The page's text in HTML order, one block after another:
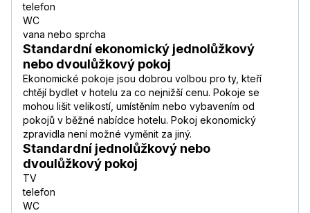
telefon
WC
vana nebo sprcha
Standardní ekonomický jednolůžkový
nebo dvoulůžkový pokoj
Ekonomické pokoje jsou dobrou volbou pro ty, kteří
chtějí bydlet v hotelu za co nejnižší cenu. Pokoje se
mohou lišit velikostí, umístěním nebo vybavením od
pokojů v běžné nabídce hotelu. Pokoj ekonomický
zpravidla není možné vyměnit za jiný.
Standardní jednolůžkový nebo
dvoulůžkový pokoj
TV
telefon
WC